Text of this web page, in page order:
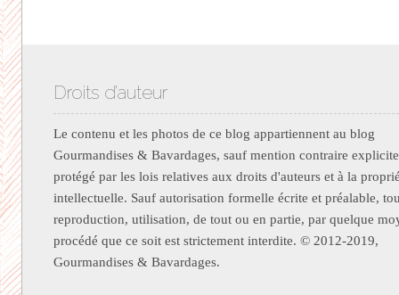
Droits d’auteur
Le contenu et les photos de ce blog appartiennent au blog
Gourmandises & Bavardages, sauf mention contraire
protégé par les lois relatives aux droits d'auteurs et à la
intellectuelle. Sauf autorisation formelle écrite et préalable,
reproduction, utilisation, de tout ou en partie, par quelque
procédé que ce soit est strictement interdite. © 2012-2019,
Gourmandises & Bavardages.